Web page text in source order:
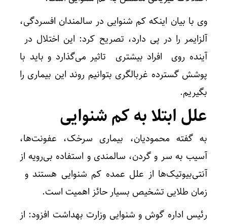
وی با بیان اینکه کم شنوایی در سالمندان افسردگی،
آلزایمر را در پی دارد، تصریح کرد: این اختلال در
آینده روی افراد بیشتری تاثیر می‌گذارد و باید با
پوشش گسترده غربالگری بتوانیم روند این بیماری را
بگیریم.
علل ابتلا به کم شنوایی
به گفته محمودیان، بیماری سرخک، عفونت‌ها،
آسیب به سر و گردن، سالمندی و استفاده بی‌رویه از
آنتی‌بیوتیک‌ها از علل عمده کم شنوایی هستند و
زمان طلایی تشخیص بسیار حائز اهمیت است.
رئیس اداره گوش و شنوایی وزارت بهداشت افزود: از